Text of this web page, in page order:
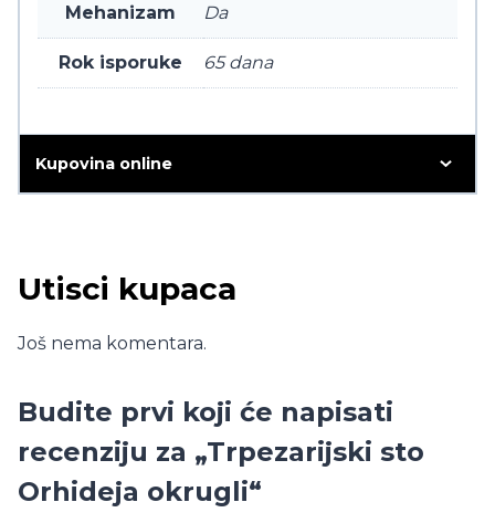
Mehanizam Da
Rok isporuke 65 dana
Kupovina online
Utisci kupaca
Još nema komentara.
Budite prvi koji će napisati
recenziju za „Trpezarijski sto
Orhideja okrugli“